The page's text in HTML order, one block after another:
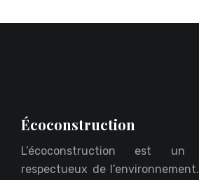
Écoconstruction
L’écoconstruction est
respectueux de